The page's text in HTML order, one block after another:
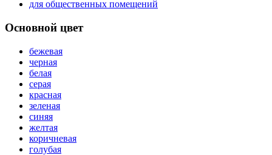
для общественных помещений
Основной цвет
бежевая
черная
белая
серая
красная
зеленая
синяя
желтая
коричневая
голубая